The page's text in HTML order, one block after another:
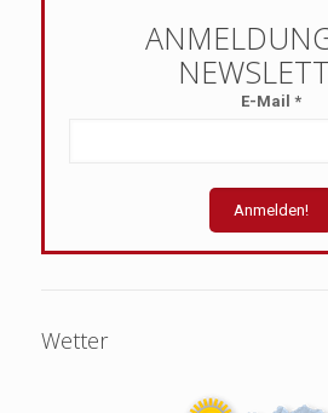
E-Mail *
Wetter